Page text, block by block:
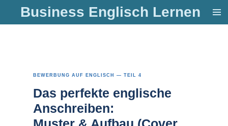
Hauptinhalt
Business Englisch Lernen
BEWERBUNG AUF ENGLISCH — TEIL 4
Das perfekte englische
Anschreiben: